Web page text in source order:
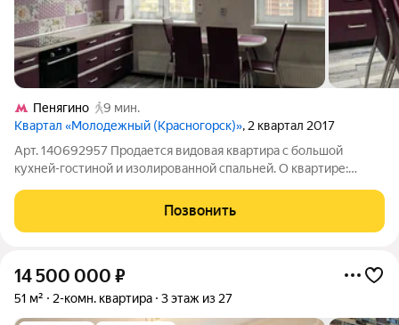
Пенягино
9 мин.
Квартал «Молодежный (Красногорск)», 2 квартал 2017
Арт. 140692957 Продается видовая квартира с большой
кухней-гостиной и изолированной спальней. О квартире:
м и 17м спальня; В квартире остается кухонный гарнитур,
бытовая техника(
Позвонить
14 500 000 ₽
51 м² 2-комн. квартира 3 этаж из 27